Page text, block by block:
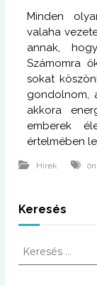
Minden
valaha
annak,
Számomra
sokat
gondolnom,
akkora
emberek
értelmében
Hírek
Keresés
K